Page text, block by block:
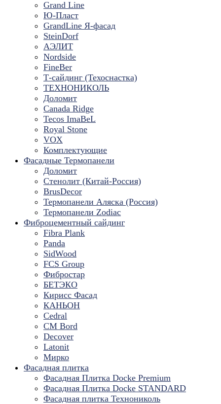
Grand Line
Ю-Пласт
GrandLine Я-фасад
SteinDorf
АЭЛИТ
Nordside
FineBer
Т-сайдинг (Техоснастка)
ТЕХНОНИКОЛЬ
Доломит
Canada Ridge
Tecos ImaBeL
Royal Stone
VOX
Комплектующие
Фасадные Термопанели
Доломит
Стенолит (Китай-Россия)
BrusDecor
Термопанели Аляска (Россия)
Термопанели Zodiac
Фиброцементный сайдинг
Fibra Plank
Panda
SidWood
FCS Group
Фибростар
БЕТЭКО
Кирисс Фасад
КАНЬОН
Cedral
CM Bord
Decover
Latonit
Мирко
Фасадная плитка
Фасадная Плитка Docke Premium
Фасадная Плитка Docke STANDARD
Фасадная плитка Технониколь